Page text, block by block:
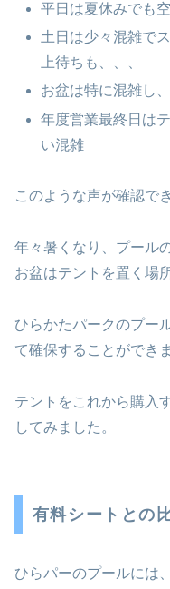
平日は夏休みでも
土日は少々混雑で
上待ちも、、、
お盆は特に混雑し
年度営業最終日は
い混雑
このような声が確認で
年々暑くなり、プール
お盆はテントを置く場
ひらかたパークのプー
て確保することができ
テントをこれから購入
してみました。
有料シートとの
ひらパーのプールには